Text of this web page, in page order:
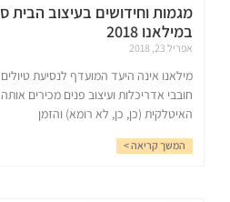
מגמות וחידושים בעיצוב הבית
במילאנו 2018
אפריל 23, 2018
מילאנו אינה היעד המועדף לנסיעת
חובבי אדריכלות ועיצוב פנים מכירים
האיטלקית (כן, כן, לא רומא) והזמן
המשך קריאה >